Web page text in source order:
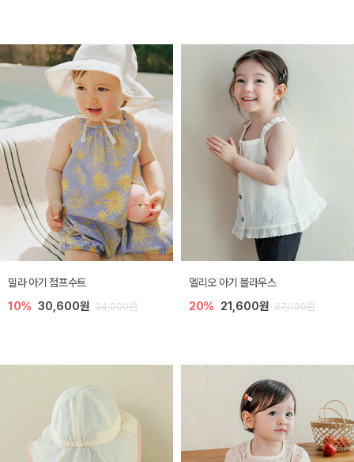
밀라 아기 점프수트
10% 30,600원 34,000원
엘리오 아기 블라우스
20% 21,600원 27,000원